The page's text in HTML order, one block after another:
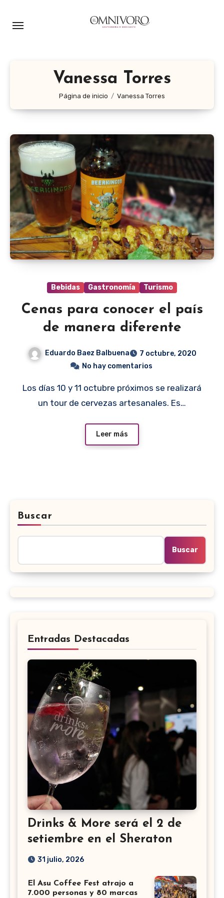
Vanessa Torres
Página de inicio Vanessa Torres
Bebidas Gastronomía Turismo
Cenas para conocer el país
de manera diferente
Eduardo Baez Balbuena
7 octubre, 2020
No hay comentarios
Los días 10 y 11 octubre próximos se realizará
un tour de cervezas artesanales. Es…
Leer más
Buscar
Buscar
Entradas Destacadas
Drinks & More será el 2 de
setiembre en el Sheraton
31 julio, 2026
El Asu Coffee Fest atrajo a
7.000 personas y 80 marcas